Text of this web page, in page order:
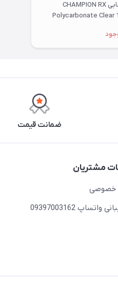
انتخابی CHAMPION RX
Polycarbonate Clear
ضمانت قیمت
مشتریان
خصوصی
واتساپ 09397003162